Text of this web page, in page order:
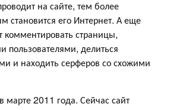
на сайте, тем более
становится его Интернет. А еще
страницы,
пользователями, делиться
и находить серферов со схожими
марте 2011 года. Сейчас сайт